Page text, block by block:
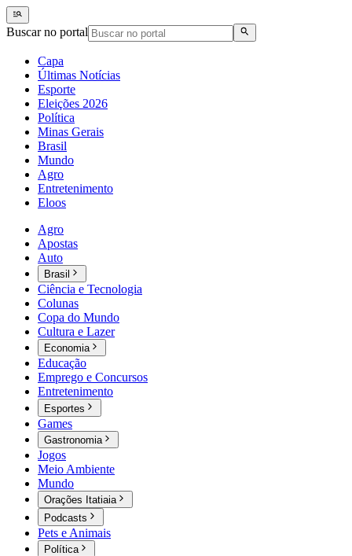
Buscar no portal
Capa
Últimas Notícias
Esporte
Eleições 2026
Política
Minas Gerais
Brasil
Mundo
Agro
Entretenimento
Eloos
Agro
Apostas
Auto
Brasil
Ciência e Tecnologia
Colunas
Copa do Mundo
Cultura e Lazer
Economia
Educação
Emprego e Concursos
Entretenimento
Esportes
Games
Gastronomia
Jogos
Meio Ambiente
Mundo
Orações Itatiaia
Podcasts
Pets e Animais
Política